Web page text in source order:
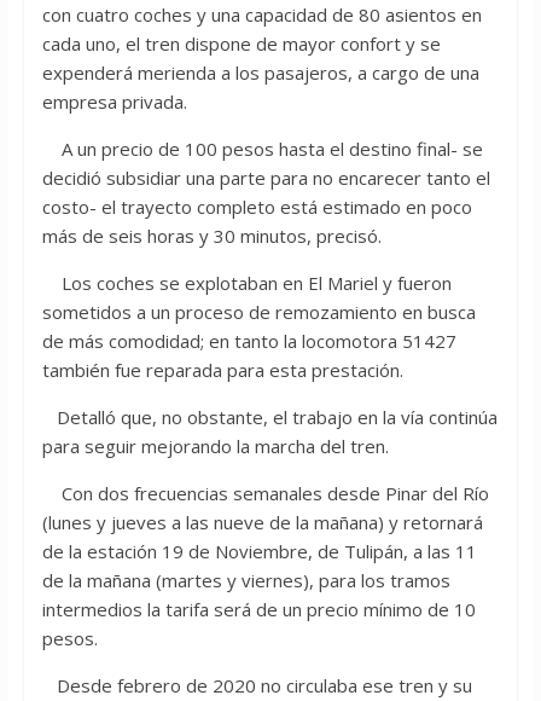
con cuatro coches y una capacidad de 80 asientos en
cada uno, el tren dispone de mayor confort y se
expenderá merienda a los pasajeros, a cargo de una
empresa privada.
A un precio de 100 pesos hasta el destino final- se
decidió subsidiar una parte para no encarecer tanto el
costo- el trayecto completo está estimado en poco
más de seis horas y 30 minutos, precisó.
Los coches se explotaban en El Mariel y fueron
sometidos a un proceso de remozamiento en busca
de más comodidad; en tanto la locomotora 51427
también fue reparada para esta prestación.
Detalló que, no obstante, el trabajo en la vía continúa
para seguir mejorando la marcha del tren.
Con dos frecuencias semanales desde Pinar del Río
(lunes y jueves a las nueve de la mañana) y retornará
de la estación 19 de Noviembre, de Tulipán, a las 11
de la mañana (martes y viernes), para los tramos
intermedios la tarifa será de un precio mínimo de 10
pesos.
Desde febrero de 2020 no circulaba ese tren y su